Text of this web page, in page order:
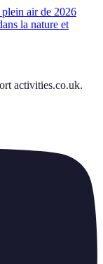
air de 2026
la nature et
activities.co.uk.